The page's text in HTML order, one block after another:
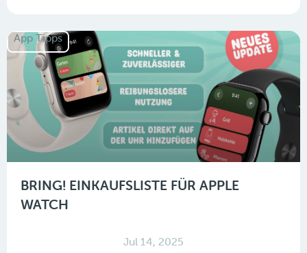
App Tipps
BRING! EINKAUFSLISTE FÜR APPLE
WATCH
Jul 14, 2025